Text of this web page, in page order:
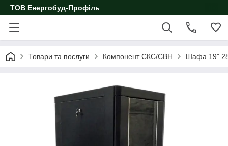
ТОВ Енергобуд-Профіль
Товари та послуги Компонент СКС/СВН Шафа 19"